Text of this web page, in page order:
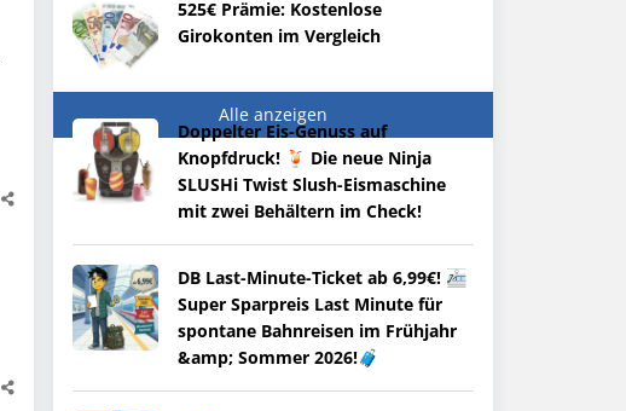
525€ Prämie: Kostenlose
Girokonten im Vergleich
Alle anzeigen
Doppelter Eis-Genuss auf
Knopfdruck! 🍹 Die neue Ninja
SLUSHi Twist Slush-Eismaschine
mit zwei Behältern im Check!
DB Last-Minute-Ticket ab 6,99€! 🚈
Super Sparpreis Last Minute für
spontane Bahnreisen im Frühjahr
&amp; Sommer 2026!🧳